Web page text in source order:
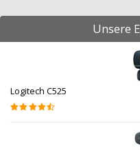
Unsere
Logitech C525